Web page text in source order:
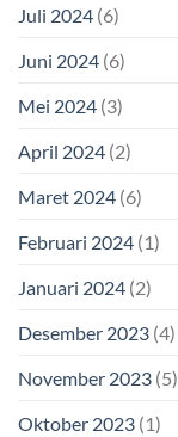
Juli 2024 (6)
Juni 2024 (6)
Mei 2024 (3)
April 2024 (2)
Maret 2024 (6)
Februari 2024 (1)
Januari 2024 (2)
Desember 2023 (4)
November 2023 (5)
Oktober 2023 (1)